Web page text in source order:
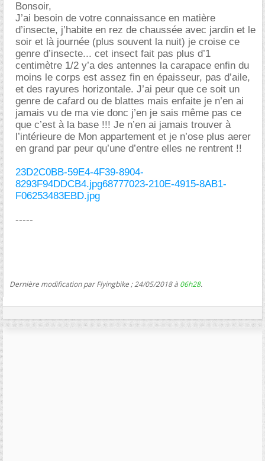
Bonsoir,
J’ai besoin de votre connaissance en matière
d’insecte, j’habite en rez de chaussée avec jardin et le
soir et là journée (plus souvent la nuit) je croise ce
genre d’insecte... cet insect fait pas plus d’1
centimètre 1/2 y’a des antennes la carapace enfin du
moins le corps est assez fin en épaisseur, pas d’aile,
et des rayures horizontale. J’ai peur que ce soit un
genre de cafard ou de blattes mais enfaite je n’en ai
jamais vu de ma vie donc j’en je sais même pas ce
que c’est à la base !!! Je n’en ai jamais trouver à
l’intérieure de Mon appartement et je n’ose plus aerer
en grand par peur qu’une d’entre elles ne rentrent !!
23D2C0BB-59E4-4F39-8904-
8293F94DDCB4.jpg68777023-210E-4915-8AB1-
F06253483EBD.jpg
-----
Dernière modification par Flyingbike ; 24/05/2018 à 06h28.